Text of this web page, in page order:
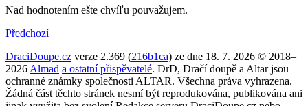
Nad hodnotením ešte chvíľu pouvažujem.
Předchozí
DraciDoupe.cz verze 2.369 (216b1ca) ze dne 18. 7. 2026 © 2018–
2026 Almad a ostatní přispěvatelé. DrD, Dračí doupě a Altar jsou
ochranné známky společnosti ALTAR. Všechna práva vyhrazena.
Žádná část těchto stránek nesmí být reprodukována, publikována ani